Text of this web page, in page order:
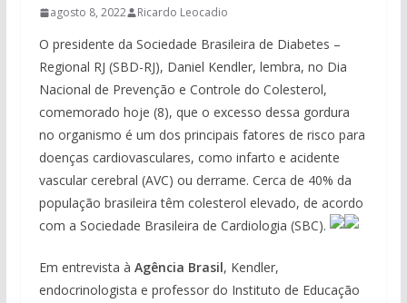
agosto 8, 2022 Ricardo Leocadio
O presidente da Sociedade Brasileira de Diabetes –
Regional RJ (SBD-RJ), Daniel Kendler, lembra, no Dia
Nacional de Prevenção e Controle do Colesterol,
comemorado hoje (8), que o excesso dessa gordura
no organismo é um dos principais fatores de risco para
doenças cardiovasculares, como infarto e acidente
vascular cerebral (AVC) ou derrame. Cerca de 40% da
população brasileira têm colesterol elevado, de acordo
com a Sociedade Brasileira de Cardiologia (SBC).
Em entrevista à Agência Brasil, Kendler,
endocrinologista e professor do Instituto de Educação